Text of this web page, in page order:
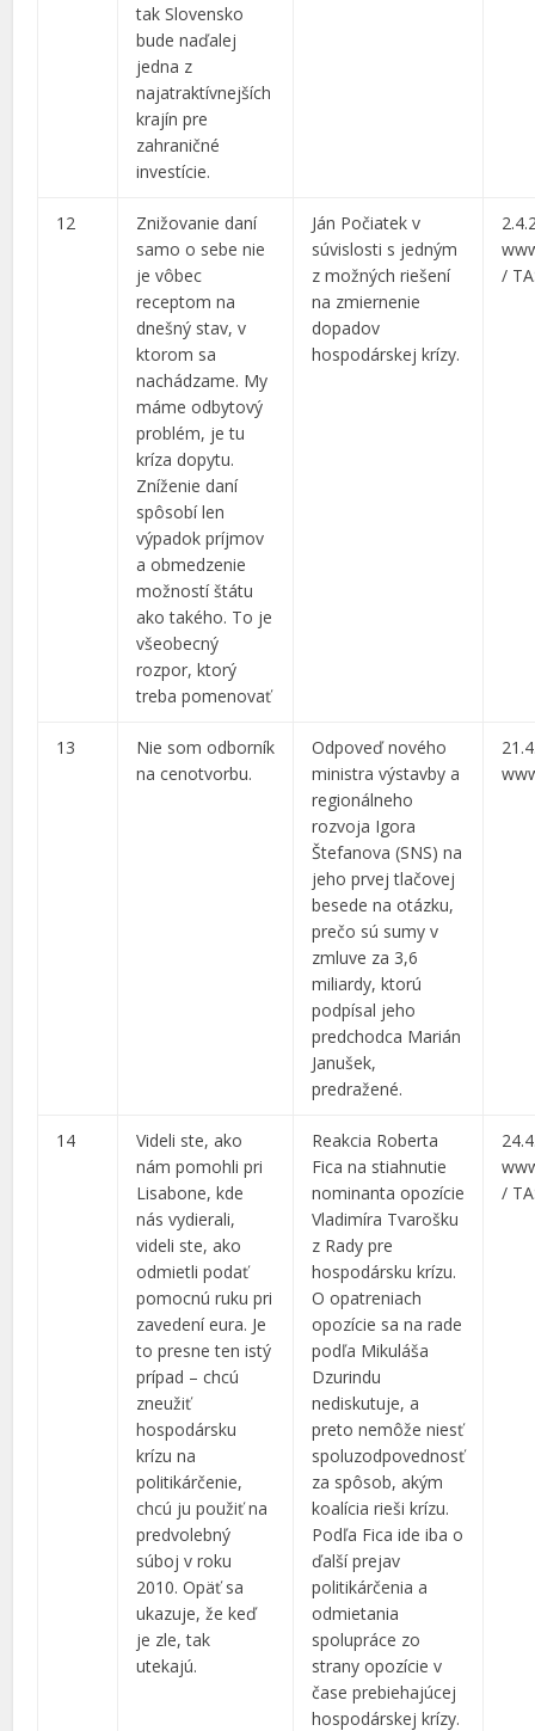
tak Slovensko
bude naďalej
jedna z
najatraktívnejších
krajín pre
zahraničné
investície.
12
Znižovanie daní
samo o sebe nie
je vôbec
receptom na
dnešný stav, v
ktorom sa
nachádzame. My
máme odbytový
problém, je tu
kríza dopytu.
Zníženie daní
spôsobí len
výpadok príjmov
a obmedzenie
možností štátu
ako takého. To je
všeobecný
rozpor, ktorý
treba pomenovať
Ján Počiatek v
súvislosti s jedným
z možných riešení
na zmiernenie
dopadov
hospodárskej krízy.
/
13
Nie som odborník
na cenotvorbu.
Odpoveď nového
ministra výstavby a
regionálneho
rozvoja Igora
Štefanova (SNS) na
jeho prvej tlačovej
besede na otázku,
prečo sú sumy v
zmluve za 3,6
miliardy, ktorú
podpísal jeho
predchodca Marián
Janušek,
predražené.
14
Videli ste, ako
nám pomohli pri
Lisabone, kde
nás vydierali,
videli ste, ako
odmietli podať
pomocnú ruku pri
zavedení eura. Je
to presne ten istý
prípad – chcú
zneužiť
hospodársku
krízu na
politikárčenie,
chcú ju použiť na
predvolebný
súboj v roku
2010. Opäť sa
ukazuje, že keď
je zle, tak
utekajú.
Reakcia Roberta
Fica na stiahnutie
nominanta opozície
Vladimíra Tvarošku
z Rady pre
hospodársku krízu.
O opatreniach
opozície sa na rade
podľa Mikuláša
Dzurindu
nediskutuje, a
preto nemôže niesť
spoluzodpovednosť
za spôsob, akým
koalícia rieši krízu.
Podľa Fica ide iba o
ďalší prejav
politikárčenia a
odmietania
spolupráce zo
strany opozície v
čase prebiehajúcej
hospodárskej krízy.
/